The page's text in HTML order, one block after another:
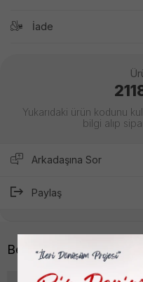
İade
Yukarıdaki ürün kodunu
bilgi alıp
Arkadaşına Sor
Paylaş
Benzer Ürünler